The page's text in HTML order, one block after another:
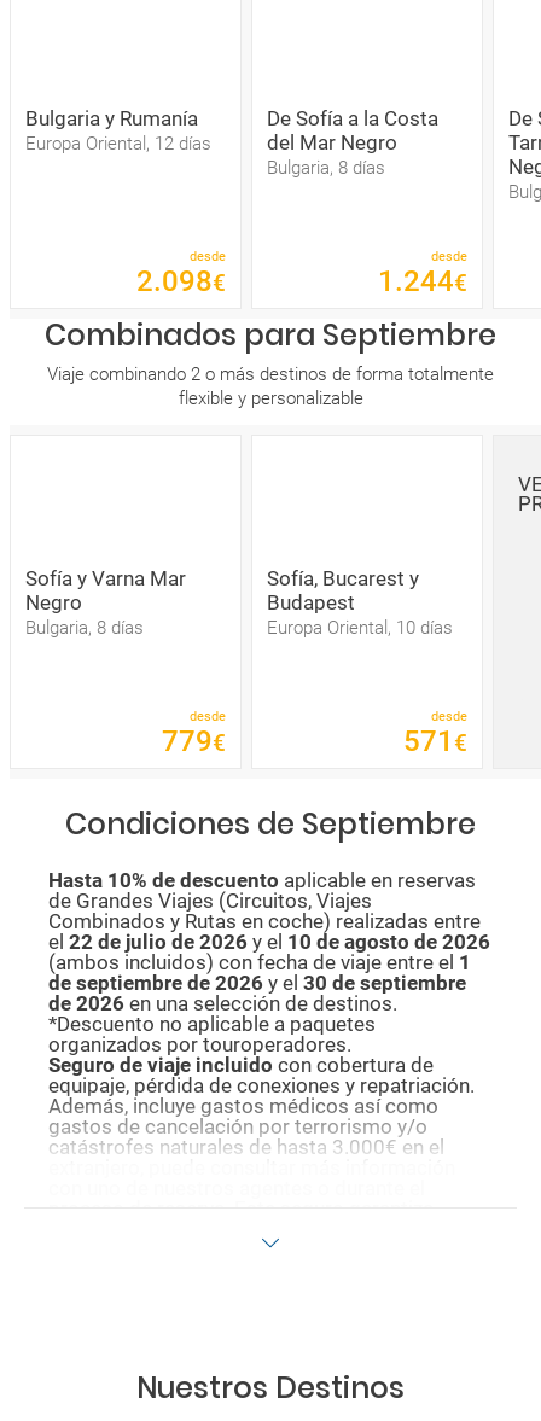
Bulgaria y Rumanía
Europa Oriental, 12 días
desde
2.098€
De Sofía a la Costa
del Mar Negro
Bulgaria, 8 días
desde
1 .244€
De
Combinados para Septiembre
Viaje combinando 2 o más destinos de forma totalmente
flexible y personalizable
Sofía y Varna Mar
Negro
Bulgaria, 8 días
desde
779€
Sofía, Bucarest y
Budapest
Europa Oriental, 10 días
desde
571 €
Condiciones de Septiembre
Hasta 10% de descuento aplicable en reservas
de Grandes Viajes (Circuitos, Viajes
Combinados y Rutas en coche) realizadas entre
el 22 de julio de 2026 y el 10 de agosto de 2026
(ambos incluidos) con fecha de viaje entre el 1
de septiembre de 2026 y el 30 de septiembre
de 2026 en una selección de destinos.
*Descuento no aplicable a paquetes
organizados por touroperadores.
Seguro de viaje incluido con cobertura de
equipaje, pérdida de conexiones y repatriación.
Además, incluye gastos médicos así como
gastos de cancelación por terrorismo y/o
catástrofes naturales de hasta 3.000€ en el
si quiere reforzar esta asistencia tiene que
Nuestros Destinos